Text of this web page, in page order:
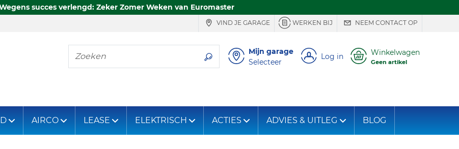
succes verlengd: Zeker Zomer Weken van Euromaster
VIND JE GARAGE WERKEN BIJ NEEM CONTACT OP
Zoeken
Mijn garage
Selecteer
Log in Winkelwagen
Geen artikel
AIRCO LEASE ELEKTRISCH ACTIES ADVIES & UITLEG BLOG